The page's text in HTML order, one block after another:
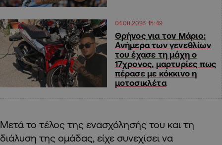
04.08.2026 15:49
Θρήνος για τον Μάριο:
Ανήμερα των γενεθλίων
του έχασε τη μάχη ο
17χρονος, μαρτυρίες πως
πέρασε με κόκκινο η
μοτοσικλέτα
Μετά το τέλος της ενασχόλησής του και τη
διάλυση της ομάδας, είχε συνεχίσει να